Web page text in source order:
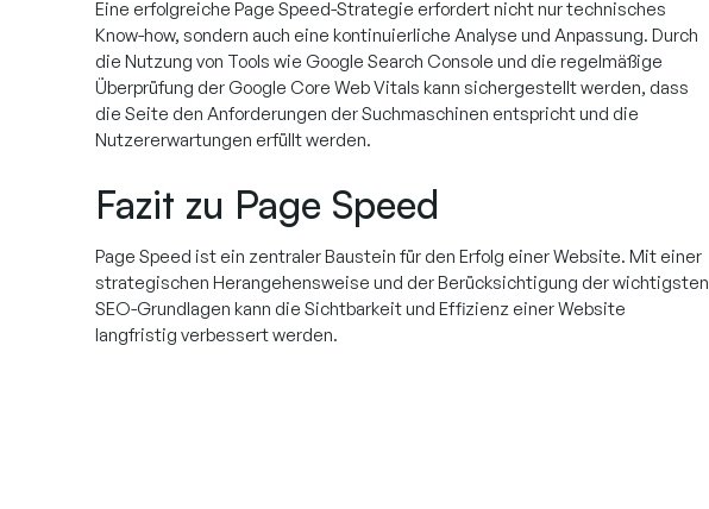
Eine erfolgreiche Page Speed-Strategie erfordert nicht nur technisches
Know-how, sondern auch eine kontinuierliche Analyse und Anpassung. Durch
die Nutzung von Tools wie Google Search Console und die regelmäßige
Überprüfung der Google Core Web Vitals kann sichergestellt werden, dass
die Seite den Anforderungen der Suchmaschinen entspricht und die
Nutzererwartungen erfüllt werden.
Fazit zu Page Speed
Page Speed ist ein zentraler Baustein für den Erfolg einer Website. Mit einer
strategischen Herangehensweise und der Berücksichtigung der wichtigsten
SEO-Grundlagen kann die Sichtbarkeit und Effizienz einer Website
langfristig verbessert werden.